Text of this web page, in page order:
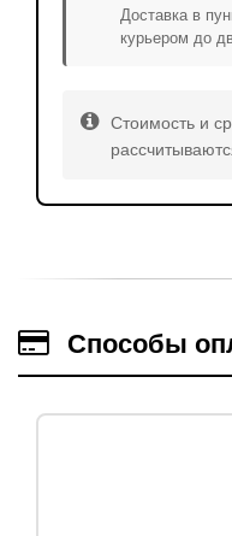
Доставка в
курьером до
Стоимость и
Способы